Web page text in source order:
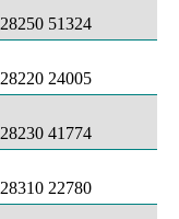
28250 51324
28220 24005
28230 41774
28310 22780